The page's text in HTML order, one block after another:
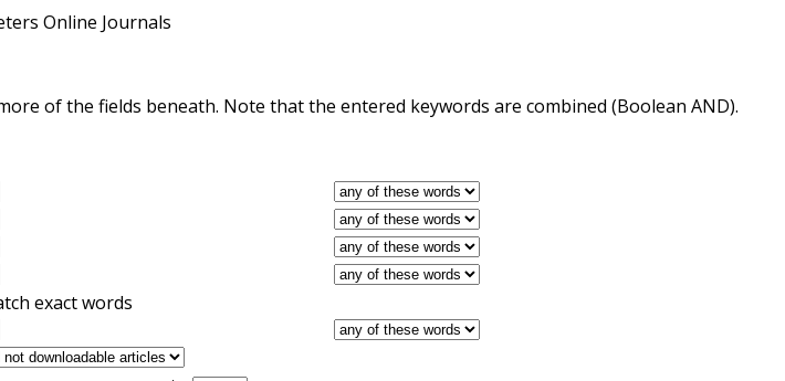
Online Journals
of the fields beneath. Note that the entered keywords are combined (Boolean AND).
exact words